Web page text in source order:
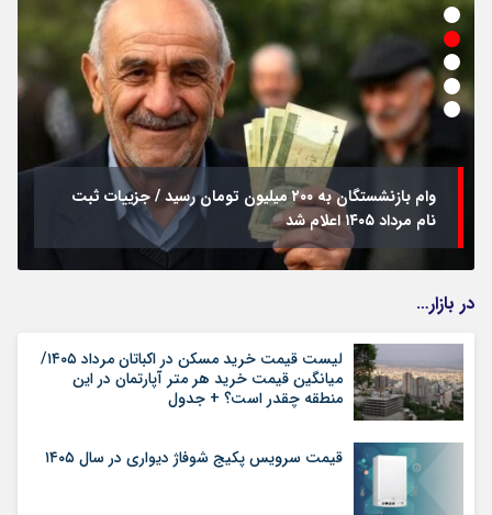
وام بازنشستگان به ۲۰۰ میلیون تومان رسید / جزییات ثبت
نام مرداد ۱۴۰۵ اعلام شد
در بازار…
لیست قیمت خرید مسکن در اکباتان مرداد ۱۴۰۵/
میانگین قیمت خرید هر متر آپارتمان در این
منطقه چقدر است؟ + جدول
قیمت سرویس پکیج شوفاژ دیواری در سال ۱۴۰۵